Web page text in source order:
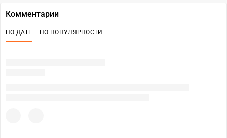
Комментарии
ПО ДАТЕ ПО ПОПУЛЯРНОСТИ